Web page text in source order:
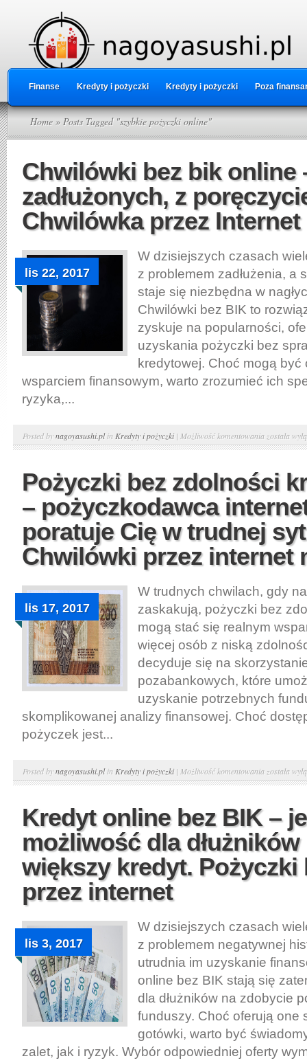
Finanse Kredyty i pożyczki Kredyty i pożyczki Poza
Home » Posts Tagged "szybkie pożyczki online"
Chwilówki bez bik online
zadłużonych, z
Chwilówka przez Internet
lis 22, 2017
W dzisiejszych czasach
z problemem zadłużenia, a
staje się niezbędna w
Chwilówki bez BIK to
zyskuje na popularności,
uzyskania pożyczki bez
kredytowej. Choć mogą być
wsparciem finansowym, warto zrozumieć ich
ryzyka,...
Posted bynagoyasushi.plin Kredyty i pożyczki| Możliwość komentowania Chwilówki
bez
online
–
dla
osób
z
Chwilówka
przez
Internet
została
Pożyczki bez zdolności
– pożyczkodawca
poratuje Cię w trudnej
Chwilówki przez internet
lis 17, 2017
W trudnych chwilach, gdy
zaskakują, pożyczki bez
mogą stać się realnym
więcej osób z niską
decyduje się na
pozabankowych, które
uzyskanie potrzebnych
skomplikowanej analizy finansowej. Choć
pożyczek jest...
Posted bynagoyasushi.plin Kredyty i pożyczki| Możliwość komentowania Pożyczki
bez
kredytowej
–
internetowy
sytuacji.
Chwilówki
przez
internet
na
dowód
została
Kredyt online bez BIK –
możliwość dla dłużników
większy kredyt. Pożyczki
przez internet
lis 3, 2017
W dzisiejszych czasach
z problemem negatywnej
utrudnia im uzyskanie
online bez BIK stają się
dla dłużników na zdobycie
funduszy. Choć oferują one
gotówki, warto być
zalet, jak i ryzyk. Wybór odpowiedniej oferty